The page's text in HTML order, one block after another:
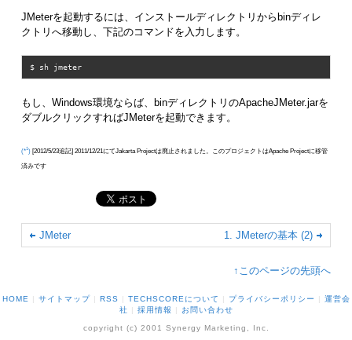
JMeterを起動するには、インストールディレクトリからbinディレ
クトリへ移動し、下記のコマンドを入力します。
$ sh jmeter
もし、Windows環境ならば、binディレクトリのApacheJMeter.jarを
ダブルクリックすればJMeterを起動できます。
1 [2012/5/23追記] 2011/12/21にてJakarta Projectは廃止されました。このプロジェクトはApache Projectに移管
済みです
JMeter 1. JMeterの基本 (2)
↑このページの先頭へ
HOME | サイトマップ| RSS | TECHSCOREについて | プライバシーポリシー | 運営会
社 | 採用情報 | お問い合わせ
copyright (c) 2001 Synergy Marketing, Inc.